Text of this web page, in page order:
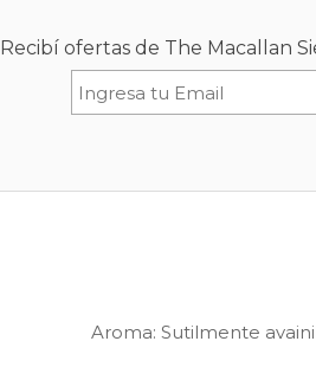
Recibí ofertas de The Macallan
Aroma: Sutilmente